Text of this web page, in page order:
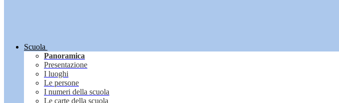
Scuola
Panoramica
Presentazione
I luoghi
Le persone
I numeri della scuola
Le carte della scuola